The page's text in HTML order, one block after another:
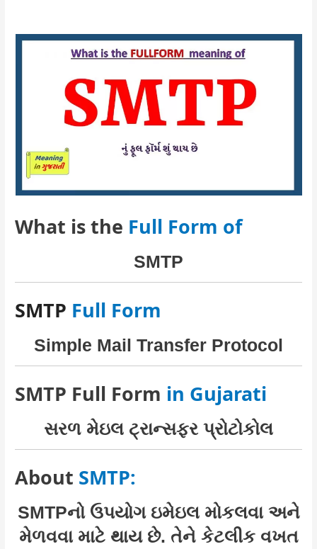
What is the Full Form of
SMTP
SMTP Full Form
Simple Mail Transfer Protocol
SMTP Full Form in Gujarati
સરળ મેઇલ ટ્રાન્સફર પ્રોટોકોલ
About SMTP:
SMTPનો ઉપયોગ ઇમેઇલ મોકલવા અને
મેળવવા માટે થાય છે. તેને કેટલીક વખત